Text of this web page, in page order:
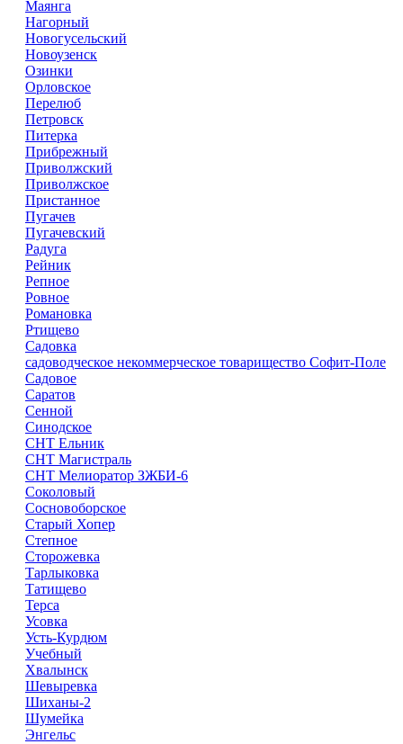
Маянга
Нагорный
Новогусельский
Новоузенск
Озинки
Орловское
Перелюб
Петровск
Питерка
Прибрежный
Приволжский
Приволжское
Пристанное
Пугачев
Пугачевский
Радуга
Рейник
Репное
Ровное
Романовка
Ртищево
Садовка
садоводческое некоммерческое товарищество Софит-Поле
Садовое
Саратов
Сенной
Синодское
СНТ Ельник
СНТ Магистраль
СНТ Мелиоратор ЗЖБИ-6
Соколовый
Сосновоборское
Старый Хопер
Степное
Сторожевка
Тарлыковка
Татищево
Терса
Усовка
Усть-Курдюм
Учебный
Хвалынск
Шевыревка
Шиханы-2
Шумейка
Энгельс